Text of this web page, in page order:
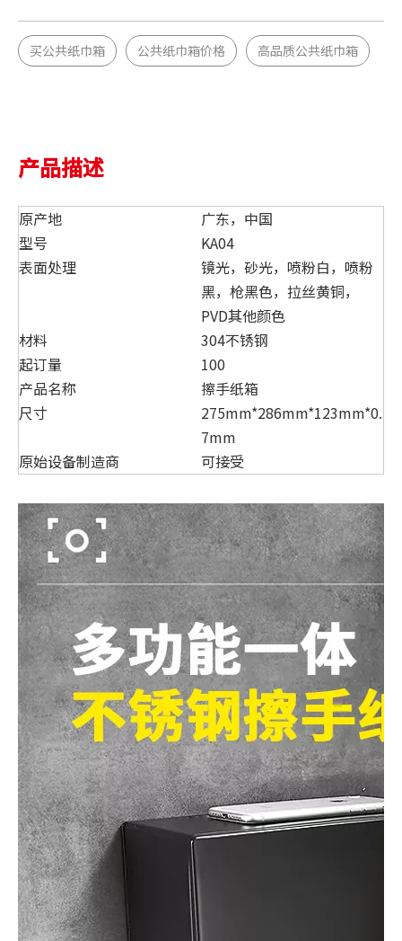
买公共纸巾箱 公共纸巾箱价格 高品质公共纸巾箱
产品描述
原产地
广东，中国
型号
KA04
表面处理
镜光，砂光，喷粉白，喷粉
黑，枪黑色，拉丝黄铜，
PVD其他颜色
材料
304不锈钢
起订量
100
产品名称
擦手纸箱
尺寸
275mm*286mm*123mm*0.
7mm
原始设备制造商
可接受